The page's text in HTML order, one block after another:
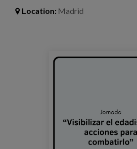
Location: Madrid